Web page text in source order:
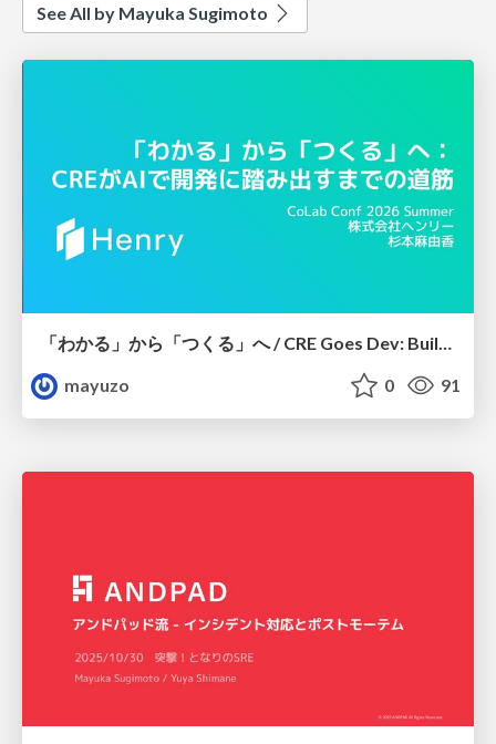
See All by Mayuka Sugimoto
「わかる」から「つくる」へ / CRE Goes Dev: Building with AI
mayuzo
0 91